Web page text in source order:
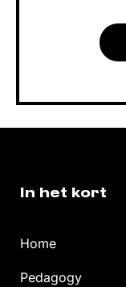
In het kort
Home
Pedagogy